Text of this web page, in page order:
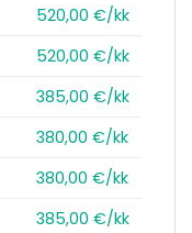
520,00 €/kk
520,00 €/kk
385,00 €/kk
380,00 €/kk
380,00 €/kk
385,00 €/kk